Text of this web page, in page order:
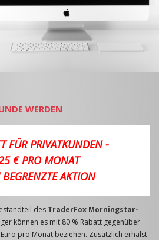
WERDEN
FÜR PRIVATKUNDEN -
€ PRO MONAT
AKTION
des TraderFox Morningstar-
können es mit 80 % Rabatt gegenüber
pro Monat beziehen. Zusätzlich erhälst